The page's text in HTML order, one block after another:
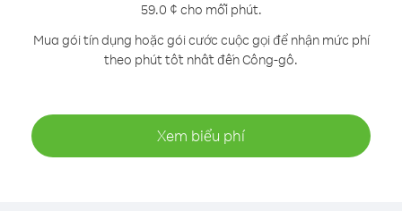
59.0 ¢ cho mỗi phút.
Mua gói tín dụng hoặc gói cước cuộc gọi để nhận mức phí
theo phút tốt nhất đến Công-gô.
Xem biểu phí